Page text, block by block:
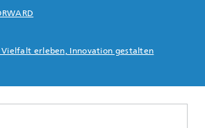
Vielfalt erleben, Innovation gestalten